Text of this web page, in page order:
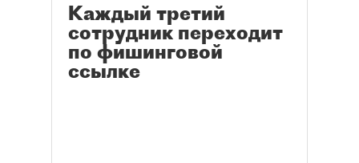
Каждый третий
сотрудник переходит
по фишинговой
ссылке